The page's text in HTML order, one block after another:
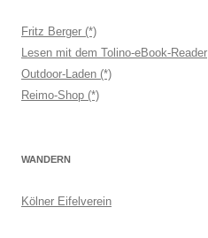
Fritz Berger (*)
Lesen mit dem Tolino-eBook-Reader
Outdoor-Laden (*)
Reimo-Shop (*)
WANDERN
Kölner Eifelverein